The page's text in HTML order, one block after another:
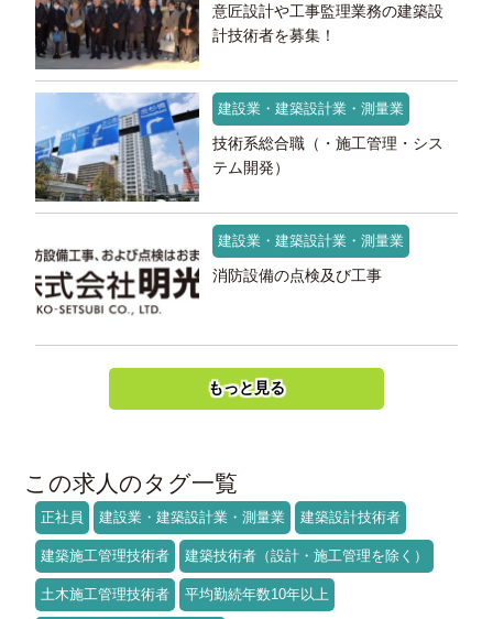
意匠設計や工事監理業務の建築設
計技術者を募集！
建設業・建築設計業・測量業
技術系総合職（・施工管理・シス
テム開発）
建設業・建築設計業・測量業
消防設備の点検及び工事
もっと見る
この求人のタグ一覧
正社員 建設業・建築設計業・測量業 建築設計技術者
建築施工管理技術者 建築技術者（設計・施工管理を除く）
土木施工管理技術者 平均勤続年数10年以上